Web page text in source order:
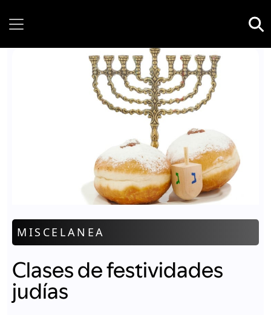
MISCELANEA
Clases de festividades
judías